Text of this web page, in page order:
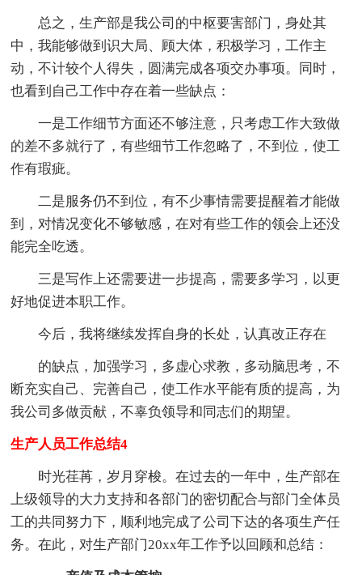
总之，生产部是我公司的中枢要害部门，身处其
中，我能够做到识大局、顾大体，积极学习，工作主
动，不计较个人得失，圆满完成各项交办事项。同时，
也看到自己工作中存在着一些缺点：
一是工作细节方面还不够注意，只考虑工作大致做
的差不多就行了，有些细节工作忽略了，不到位，使工
作有瑕疵。
二是服务仍不到位，有不少事情需要提醒着才能做
到，对情况变化不够敏感，在对有些工作的领会上还没
能完全吃透。
三是写作上还需要进一步提高，需要多学习，以更
好地促进本职工作。
今后，我将继续发挥自身的长处，认真改正存在
的缺点，加强学习，多虚心求教，多动脑思考，不
断充实自己、完善自己，使工作水平能有质的提高，为
我公司多做贡献，不辜负领导和同志们的期望。
生产人员工作总结4
时光荏苒，岁月穿梭。在过去的一年中，生产部在
上级领导的大力支持和各部门的密切配合与部门全体员
工的共同努力下，顺利地完成了公司下达的各项生产任
务。在此，对生产部门20xx年工作予以回顾和总结：